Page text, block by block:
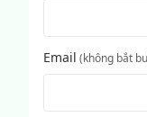
Email (không bắt